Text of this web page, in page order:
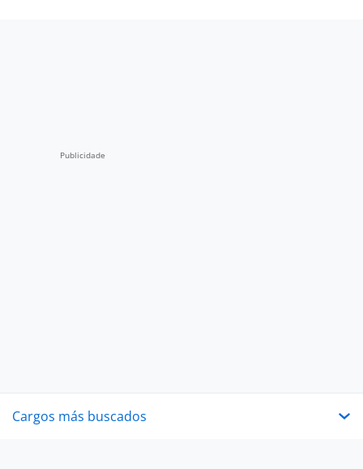
Cargos más buscados